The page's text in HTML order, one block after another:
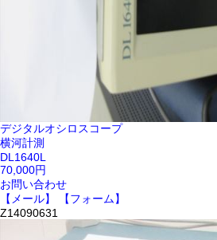
デジタルオシロスコープ
横河計測
DL1640L
70,000円
お問い合わせ
【メール】
【フォーム】
Z14090631